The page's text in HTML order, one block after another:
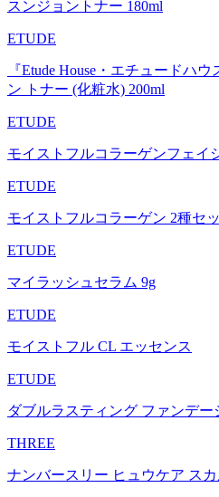
スンジョントナー 180ml
ETUDE
『Etude House・エチュードハ
ン トナー (化粧水) 200ml
ETUDE
モイストフルコラーゲンフェイ
ETUDE
モイストフルコラーゲン 2種セ
ETUDE
マイラッシュセラム 9g
ETUDE
モイストフル CL エッセンス
ETUDE
ダブルラスティング ファンデー
THREE
ナンバースリー ヒュウケア ス